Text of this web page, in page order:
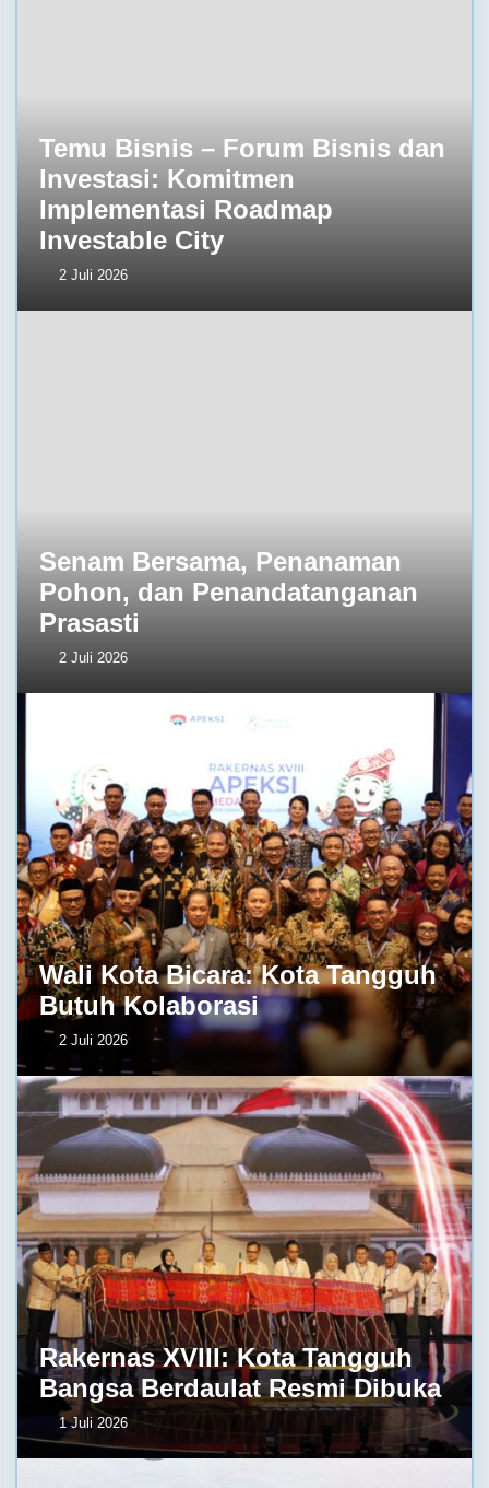
Temu Bisnis – Forum Bisnis dan
Investasi: Komitmen
Implementasi Roadmap
Investable City
2 Juli 2026
Senam Bersama, Penanaman
Pohon, dan Penandatanganan
Prasasti
2 Juli 2026
Wali Kota Bicara: Kota Tangguh
Butuh Kolaborasi
2 Juli 2026
Rakernas XVIII: Kota Tangguh
Bangsa Berdaulat Resmi Dibuka
1 Juli 2026